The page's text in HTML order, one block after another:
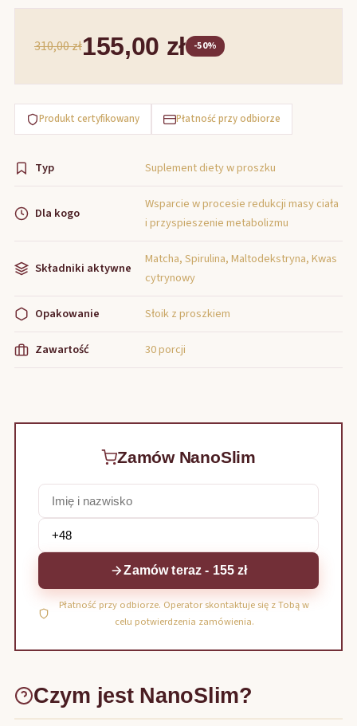
310,00 zł155,00 zł -50%
Produkt certyfikowany Płatność przy odbiorze
Typ Suplement diety w proszku
Dla kogo
Wsparcie w procesie redukcji masy ciała
i przyspieszenie metabolizmu
Składniki aktywne
Matcha, Spirulina, Maltodekstryna, Kwas
cytrynowy
Opakowanie Słoik z proszkiem
Zawartość 30 porcji
Zamów NanoSlim
Zamów teraz - 155 zł
Płatność przy odbiorze. Operator skontaktuje się z Tobą w
celu potwierdzenia zamówienia.
Czym jest NanoSlim?